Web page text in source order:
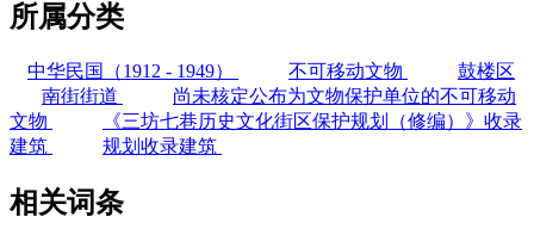
所属分类
中华民国（1912 - 1949） 不可移动文物
鼓楼区
南街街道
尚未核定公布为文物保护单位的不可移动
文物
《三坊七巷历史文化街区保护规划（修编）》收录
建筑
规划收录建筑
相关词条